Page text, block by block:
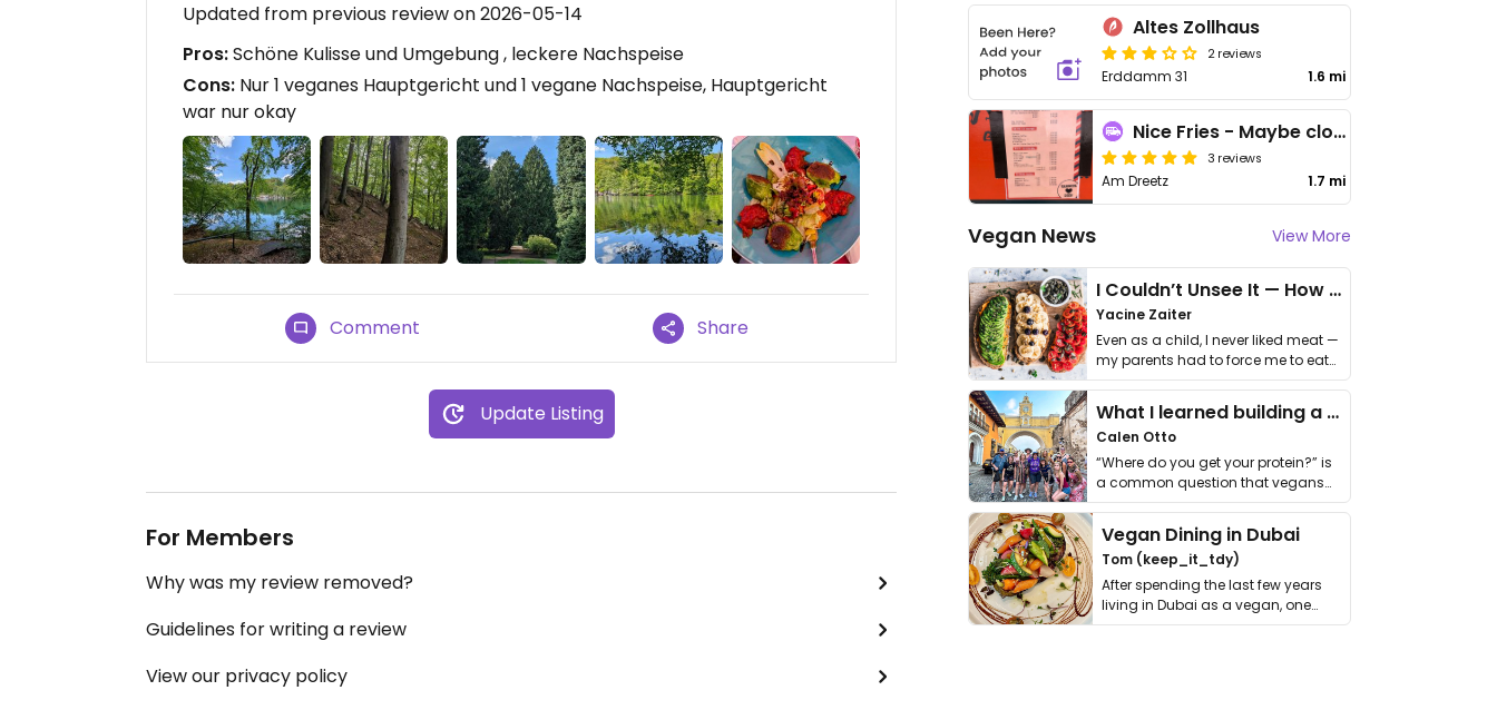
Updated from previous review on 2026-05-14
Pros:Schöne Kulisse und Umgebung , leckere Nachspeise
Cons: Nur 1 veganes Hauptgericht und 1 vegane Nachspeise, Hauptgericht
war nur okay
Comment Share
Update Listing
For Members
Why was my review removed?
Guidelines for writing a review
View our privacy policy
Altes Zollhaus
2 reviews
Erddamm 31 1.6 mi
Nice Fries - Maybe closed
3 reviews
Am Dreetz 1.7 mi
Vegan News View More
I Couldn’t Unsee It — How Thailand Turned My Beliefs Into Action⁠
Yacine Zaiter
Even as a child, I never liked meat —
my parents had to force me to eat
it. I …
What I learned building a queer vegan travel brand
Calen Otto
“Where do you get your protein?” is
a common question that vegans
get asked. …
Vegan Dining in Dubai
Tom (keep_it_tdy)
After spending the last few years
living in Dubai as a vegan, one
thing has …